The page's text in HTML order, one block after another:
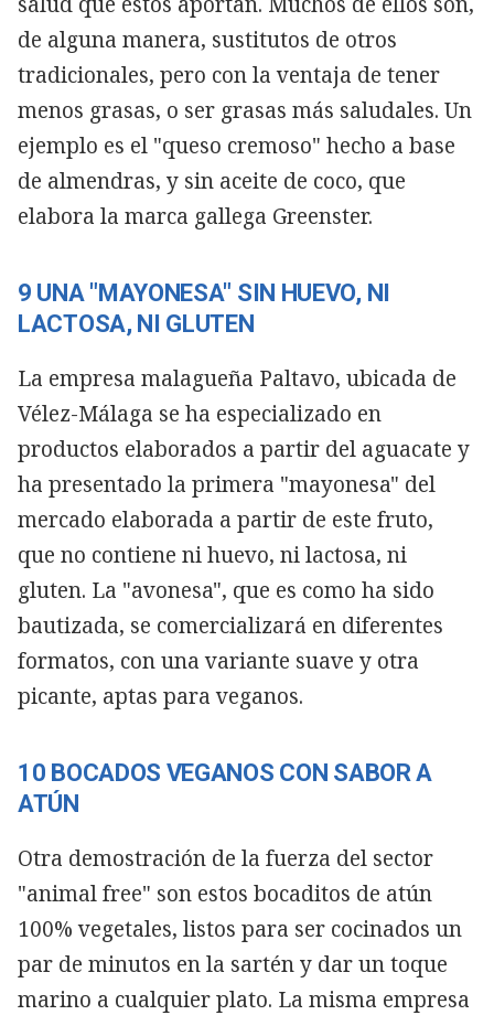
de alguna manera, sustitutos de otros
tradicionales, pero con la ventaja de tener
menos grasas, o ser grasas más saludales. Un
ejemplo es el "queso cremoso" hecho a base
de almendras, y sin aceite de coco, que
elabora la marca gallega Greenster.
9 UNA "MAYONESA" SIN HUEVO, NI
LACTOSA, NI GLUTEN
La empresa malagueña Paltavo, ubicada de
Vélez-Málaga se ha especializado en
productos elaborados a partir del aguacate y
ha presentado la primera "mayonesa" del
mercado elaborada a partir de este fruto,
que no contiene ni huevo, ni lactosa, ni
gluten. La "avonesa", que es como ha sido
bautizada, se comercializará en diferentes
formatos, con una variante suave y otra
picante, aptas para veganos.
10 BOCADOS VEGANOS CON SABOR A
ATÚN
Otra demostración de la fuerza del sector
"animal free" son estos bocaditos de atún
100% vegetales, listos para ser cocinados un
par de minutos en la sartén y dar un toque
marino a cualquier plato. La misma empresa